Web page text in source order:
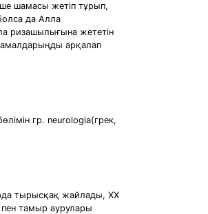
шамасы жетіп тұрып,
да Алла
ризашылығына жететін
арқалап
гр. neurologia(грек,
тырысқақ жайлады, ХХ
тамыр аурулары